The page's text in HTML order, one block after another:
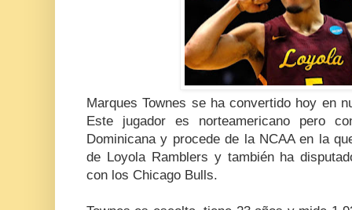
Marques Townes se ha convertido hoy en
Este jugador es norteamericano pero
Dominicana y procede de la NCAA en la
de Loyola Ramblers y también ha
con los Chicago Bulls.